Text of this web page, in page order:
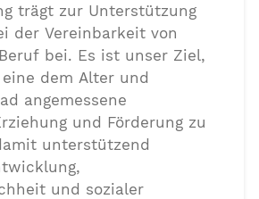
trägt zur Unterstützung
der Vereinbarkeit von
bei. Es ist unser Ziel,
dem Alter und
angemessene
und Förderung zu
unterstützend
und sozialer